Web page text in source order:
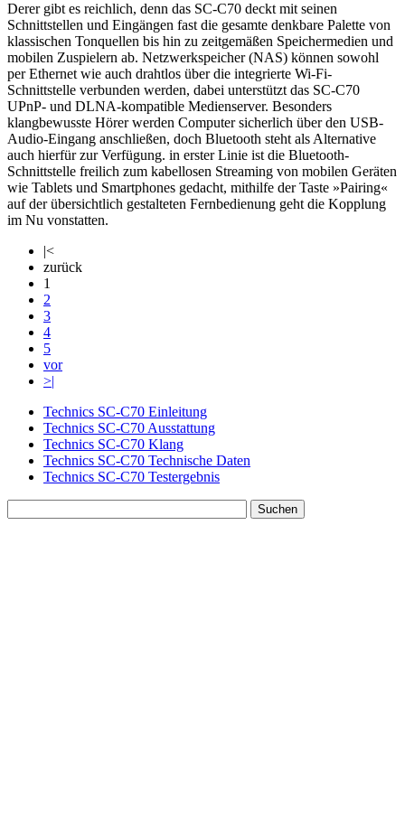
Derer gibt es reichlich, denn das SC-C70 deckt mit seinen
Schnittstellen und Eingängen fast die gesamte denkbare Palette von
klassischen Tonquellen bis hin zu zeitgemäßen Speichermedien und
mobilen Zuspielern ab. Netzwerkspeicher (NAS) können sowohl
per Ethernet wie auch drahtlos über die integrierte Wi-Fi-
Schnittstelle verbunden werden, dabei unterstützt das SC-C70
UPnP- und DLNA-kompatible Medienserver. Besonders
klangbewusste Hörer werden Computer sicherlich über den USB-
Audio-Eingang anschließen, doch Bluetooth steht als Alternative
auch hierfür zur Verfügung. in erster Linie ist die Bluetooth-
Schnittstelle freilich zum kabellosen Streaming von mobilen Geräten
wie Tablets und Smartphones gedacht, mithilfe der Taste »Pairing«
auf der übersichtlich gestalteten Fernbedienung geht die Kopplung
im Nu vonstatten.
|<
zurück
1
2
3
4
5
vor
>|
Technics SC-C70 Einleitung
Technics SC-C70 Ausstattung
Technics SC-C70 Klang
Technics SC-C70 Technische Daten
Technics SC-C70 Testergebnis